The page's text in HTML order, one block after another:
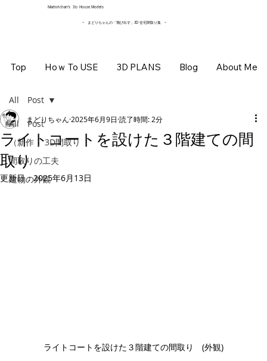
​Madorichan’s 3Ｄ House Models
Top Hoｗ To USE 3D PLANS Blog About Me
~ まどりちゃんの「飛び出す」3D 住宅間取り集 ~
All Post
（新作 ）3D間取り
間取りの工夫
建物の外観
All Post
ライトコートを設けた３階建ての間
取り
まどりちゃん 2025年6月9日 読了時間: 2分
更新日：2025年6月13日
ライトコートを設けた３階建ての間取り　(外観)